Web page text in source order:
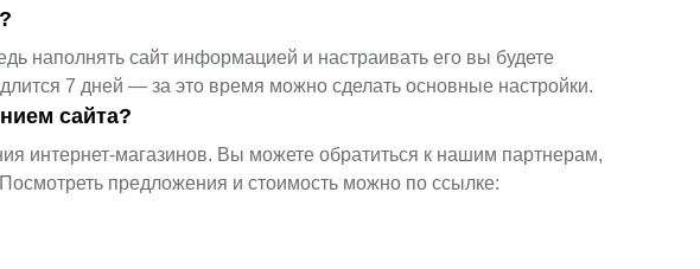
наполнять сайт информацией и настраивать его вы будете
7 дней — за это время можно сделать основные настройки.
сайта?
интернет-магазинов. Вы можете обратиться к нашим партнерам,
предложения и стоимость можно по ссылке: